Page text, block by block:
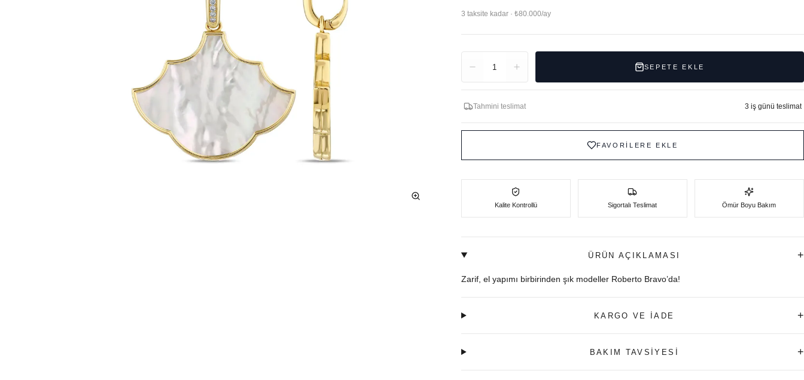
3 taksite kadar · ₺80.000/ay
1 SEPETE EKLE
Tahmini teslimat 3 iş günü teslimat
FAVORİLERE EKLE
Kalite Kontrollü Sigortalı Teslimat Ömür Boyu Bakım
ÜRÜN AÇIKLAMASI +
Zarif, el yapımı birbirinden şık modeller Roberto Bravo’da!
KARGO VE İADE +
BAKIM TAVSİYESİ +